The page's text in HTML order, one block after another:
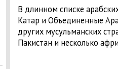
В длинном списке
Катар и Объединенные
других мусульманских
Пакистан и несколько